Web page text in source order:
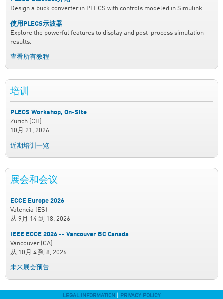
Design a buck converter in PLECS with controls modeled in Simulink.
使用PLECS示波器
Explore the powerful features to display and post-process simulation
results.
查看所有教程
培训
PLECS Workshop, On-Site
Zurich (CH)
10月 21, 2026
近期培训一览
展会和会议
ECCE Europe 2026
Valencia (ES)
从 9月 14 到 18, 2026
IEEE ECCE 2026 -- Vancouver BC Canada
Vancouver (CA)
从 10月 4 到 8, 2026
未来展会预告
LEGAL INFORMATION PRIVACY POLICY